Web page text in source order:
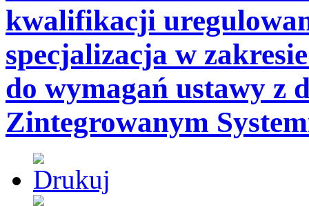
kwalifikacji
specjalizacja w
do wymagań ustawy z
Zintegrowanym